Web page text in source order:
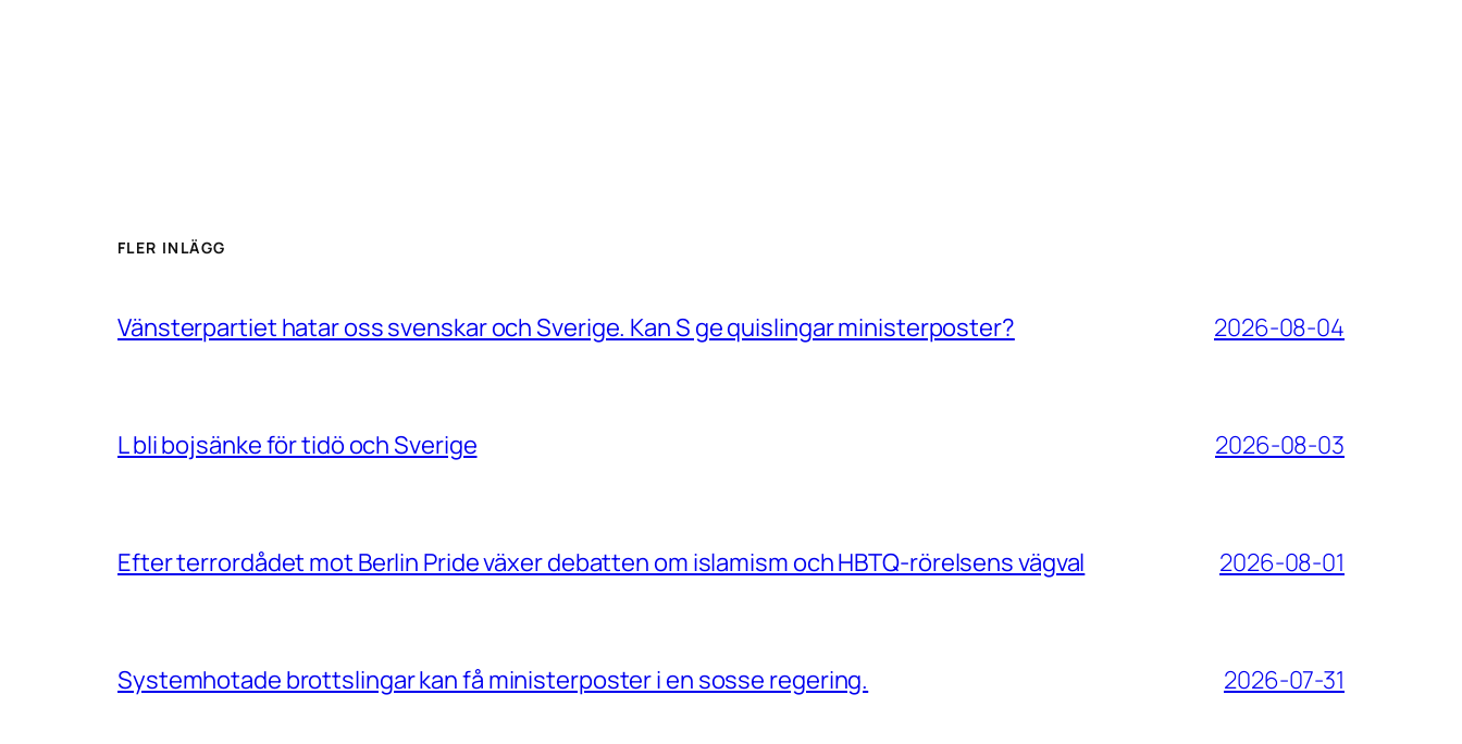
FLER INLÄGG
Vänsterpartiet hatar oss svenskar och Sverige. Kan S ge quislingar ministerposter? 2026-08-04
L bli bojsänke för tidö och Sverige 2026-08-03
Efter terrordådet mot Berlin Pride växer debatten om islamism och HBTQ-rörelsens vägval 2026-08-01
Systemhotade brottslingar kan få ministerposter i en sosse regering. 2026-07-31